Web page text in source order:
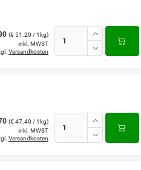
(€ 51.20 / 1kg)
inkl. MWST
Versandkosten
(€ 47.40 / 1kg)
inkl. MWST
Versandkosten